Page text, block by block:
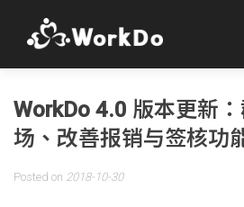
WorkDo 4.0 版本更新
场、改善报销与签核功
Posted on 2018-10-30